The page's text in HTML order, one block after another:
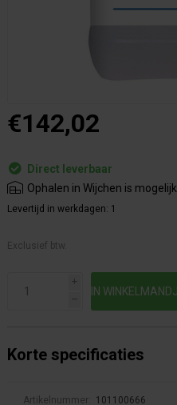
€142,02
Direct leverbaar
Ophalen in Wijchen is mogelijk.
Levertijd in werkdagen: 1
Exclusief btw.
i
h
Korte specificaties
Artikelnummer: 101100666